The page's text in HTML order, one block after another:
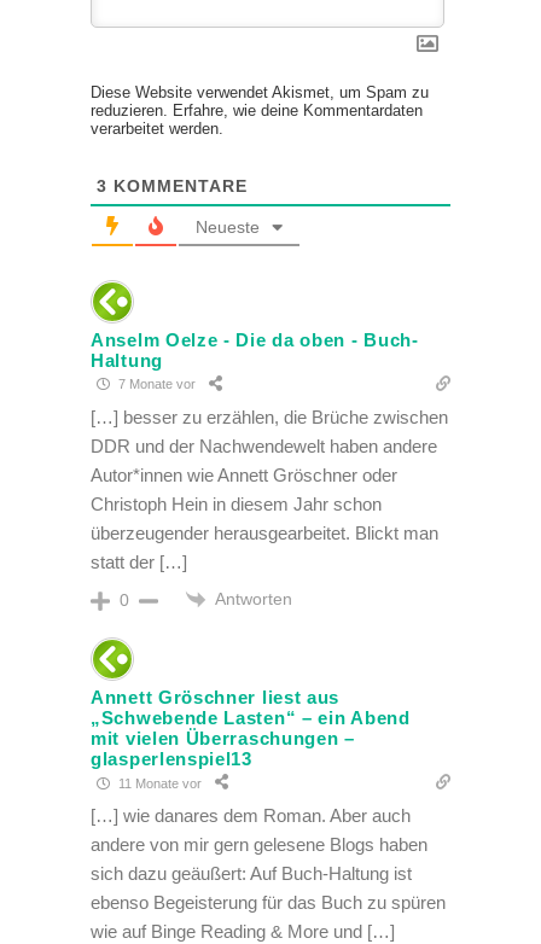
Diese Website verwendet Akismet, um Spam zu
reduzieren.
Erfahre, wie deine Kommentardaten
verarbeitet werden.
3 KOMMENTARE
Neueste
Anselm Oelze - Die da oben - Buch-
Haltung
7 Monate vor
[…] besser zu erzählen, die Brüche zwischen
DDR und der Nachwendewelt haben andere
Autor*innen wie Annett Gröschner oder
Christoph Hein in diesem Jahr schon
überzeugender herausgearbeitet. Blickt man
statt der […]
0 Antworten
Annett Gröschner liest aus
„Schwebende Lasten“ – ein Abend
mit vielen Überraschungen –
glasperlenspiel13
11 Monate vor
[…] wie danares dem Roman. Aber auch
andere von mir gern gelesene Blogs haben
sich dazu geäußert: Auf Buch-Haltung ist
ebenso Begeisterung für das Buch zu spüren
wie auf Binge Reading & More und […]